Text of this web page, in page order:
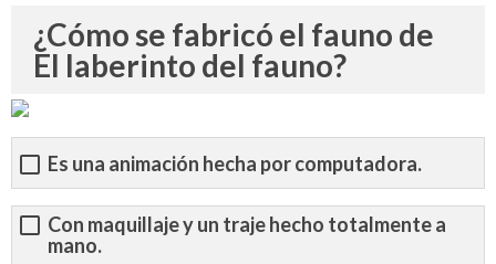
¿Cómo se fabricó el fauno de
El laberinto del fauno?
Es una animación hecha por computadora.
Con maquillaje y un traje hecho totalmente a
mano.